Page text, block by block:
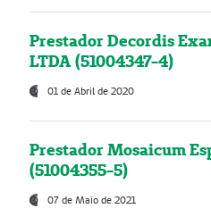
Prestador Decordis
LTDA (51004347-4)
01 de Abril de 2020
Prestador Mosaicum
(51004355-5)
07 de Maio de 2021